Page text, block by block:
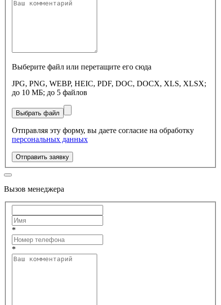
Выберите файл или перетащите его сюда
JPG, PNG, WEBP, HEIC, PDF, DOC, DOCX, XLS, XLSX;
до 10 МБ; до 5 файлов
Выбрать файл
Отправляя эту форму, вы даете согласие на обработку
персональных данных
Отправить заявку
Вызов менеджера
*
*